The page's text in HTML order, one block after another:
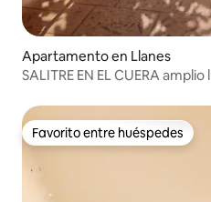
Apartamento en Llanes
SALITRE EN EL CUERA
Favorito entre huéspedes
Favorito entre huéspedes